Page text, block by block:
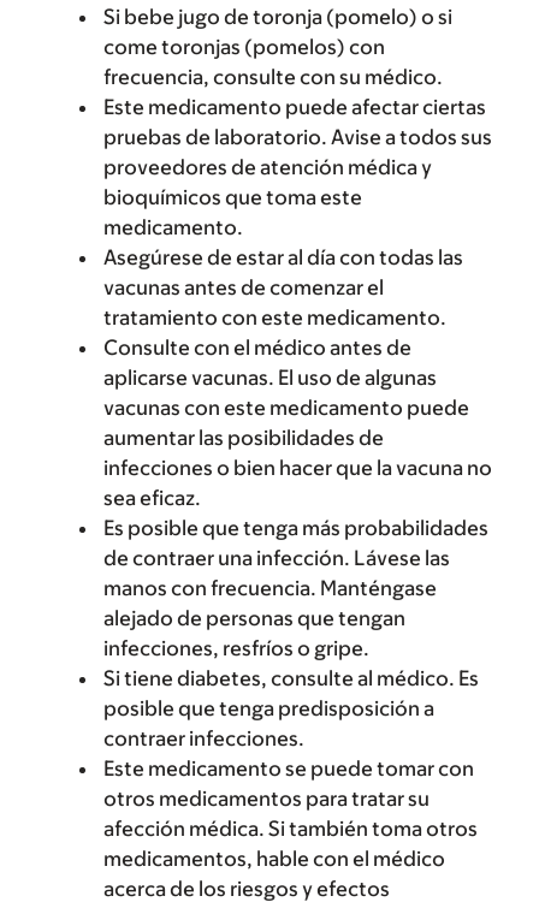
Si bebe jugo de toronja (pomelo) o si
come toronjas (pomelos) con
frecuencia, consulte con su médico.
Este medicamento puede afectar ciertas
pruebas de laboratorio. Avise a todos sus
proveedores de atención médica y
bioquímicos que toma este
medicamento.
Asegúrese de estar al día con todas las
vacunas antes de comenzar el
tratamiento con este medicamento.
Consulte con el médico antes de
aplicarse vacunas. El uso de algunas
vacunas con este medicamento puede
aumentar las posibilidades de
infecciones o bien hacer que la vacuna no
sea eficaz.
Es posible que tenga más probabilidades
de contraer una infección. Lávese las
manos con frecuencia. Manténgase
alejado de personas que tengan
infecciones, resfríos o gripe.
Si tiene diabetes, consulte al médico. Es
posible que tenga predisposición a
contraer infecciones.
Este medicamento se puede tomar con
otros medicamentos para tratar su
afección médica. Si también toma otros
medicamentos, hable con el médico
acerca de los riesgos y efectos